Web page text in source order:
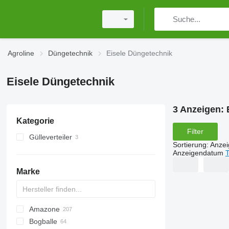
Agroline Düngetechnik Eisele Düngetechnik
Eisele Düngetechnik
Kategorie
Gülleverteiler
Marke
Exacta
XPL
Amazone
Catros
HTS
TSW
ELYTE
Bogballe
3 Anzeigen:
Filter
Sortierung:
Anzeigendatum